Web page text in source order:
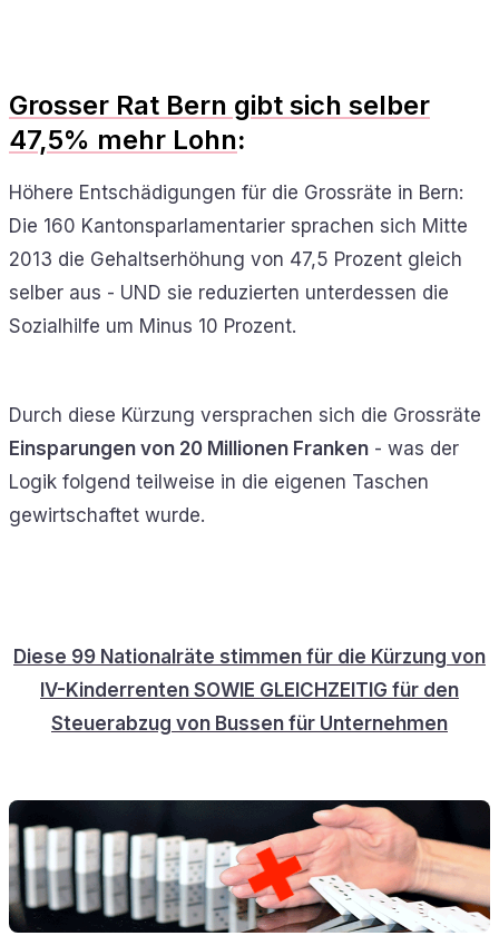
Grosser Rat Bern gibt sich selber
47,5% mehr Lohn:
Höhere Entschädigungen für die Grossräte in Bern:
Die 160 Kantonsparlamentarier sprachen sich Mitte
2013 die Gehaltserhöhung von 47,5 Prozent gleich
selber aus - UND sie reduzierten unterdessen die
Sozialhilfe um Minus 10 Prozent.
Durch diese Kürzung versprachen sich die Grossräte
Einsparungen von 20 Millionen Franken - was der
Logik folgend teilweise in die eigenen Taschen
gewirtschaftet wurde.
Diese 99 Nationalräte stimmen für die Kürzung von
IV-Kinderrenten SOWIE GLEICHZEITIG für den
Steuerabzug von Bussen für Unternehmen